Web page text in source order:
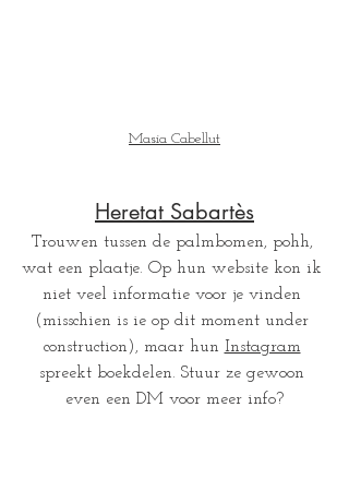
Masia Cabellut
Heretat Sabartès
Trouwen tussen de palmbomen, pohh,
wat een plaatje. Op hun website kon ik
niet veel informatie voor je vinden
(misschien is ie op dit moment under
construction), maar hun Instagram
spreekt boekdelen. Stuur ze gewoon
even een DM voor meer info?